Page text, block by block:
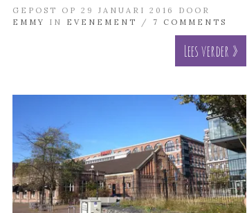
GEPOST OP 29 JANUARI 2016 DOOR
EMMY
IN EVENEMENT / 7 COMMENTS
Lees verder »